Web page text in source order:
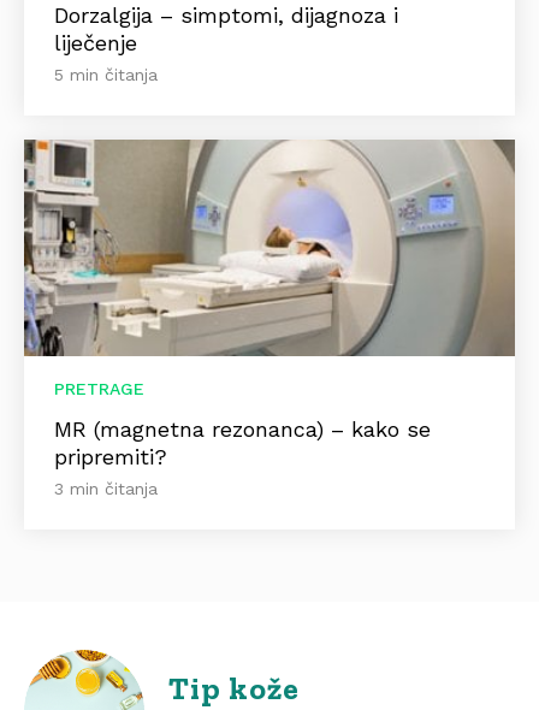
Dorzalgija – simptomi, dijagnoza i
liječenje
5 min čitanja
PRETRAGE
MR (magnetna rezonanca) – kako se
pripremiti?
3 min čitanja
Tip kože